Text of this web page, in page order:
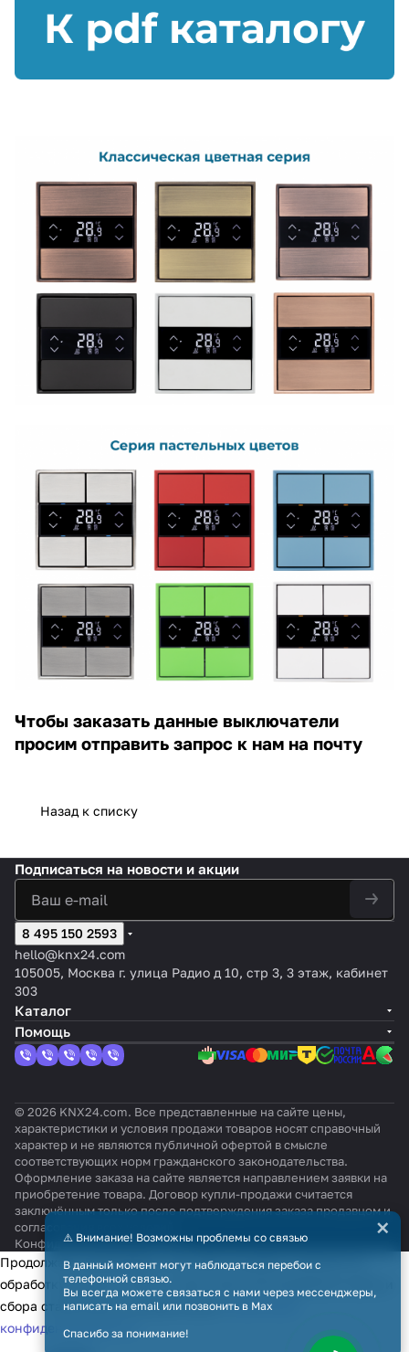
Чтобы заказать данные выключатели
просим отправить запрос к нам на почту
Назад к списку
Подписаться на новости и акции
8 495 150 2593
hello@knx24.com
105005, Москва г. улица Радио д 10, стр 3, 3 этаж, кабинет
303
Каталог
Помощь
© 2026 KNX24.com. Все представленные на сайте цены,
характеристики и условия продажи товаров носят справочный
характер и не являются публичной офертой в смысле
соответствующих норм гражданского законодательства.
Оформление заказа на сайте является направлением заявки на
приобретение товара. Договор купли-продажи считается
заключённым только после подтверждения заказа продавцом и
согласования всех условий.
КонфиденциальностьОферта
⚠️ Внимание! Возможны проблемы со связью
В данный момент могут наблюдаться перебои с
телефонной связью.
Вы всегда можете связаться с нами через мессенджеры,
написать на email или позвонить в Max
Спасибо за понимание!
×
Продолжая использовать наш сайт, вы даёте согласие на
обработку файлов cookie в целях функционирования сайта и
сбора статистики в соответствии сполитикой
конфиденциальности